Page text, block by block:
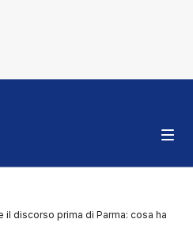
il discorso prima di Parma: cosa ha